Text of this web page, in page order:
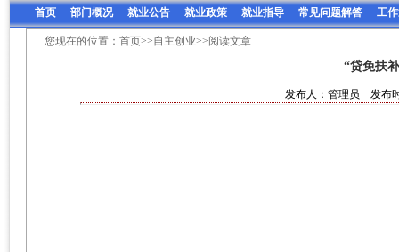
首页 部门概况 就业公告 就业政策 就业指导 常见问题解答 工
您现在的位置：首页>>自主创业>>阅读文章
“贷免扶
发布人：管理员 发布